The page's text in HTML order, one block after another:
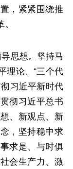
，紧紧围绕推
思想。坚持马
理论、“三个代
习近平新时代
彻习近平总书
、新观点、新
，坚持稳中求
求是、与时俱
会生产力、激